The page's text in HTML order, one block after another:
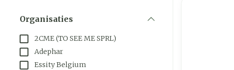
Organisaties
2CME (TO SEE ME SPRL)
Adephar
Essity Belgium